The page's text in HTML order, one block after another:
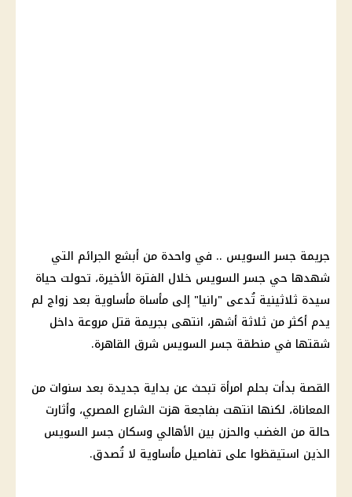
جريمة جسر السويس .. في واحدة من أبشع الجرائم التي
شهدها حي جسر السويس خلال الفترة الأخيرة، تحولت حياة
سيدة ثلاثينية تُدعى "رانيا" إلى مأساة مأساوية بعد زواج لم
يدم أكثر من ثلاثة أشهر، انتهى بجريمة قتل مروعة داخل
شقتها في منطقة جسر السويس شرق القاهرة.
القصة بدأت بحلم امرأة تبحث عن بداية جديدة بعد سنوات من
المعاناة، لكنها انتهت بفاجعة هزت الشارع المصري، وأثارت
حالة من الغضب والحزن بين الأهالي وسكان جسر السويس
الذين استيقظوا على تفاصيل مأساوية لا تُصدق.